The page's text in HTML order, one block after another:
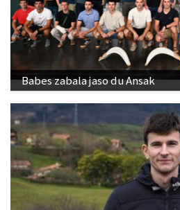
Babes zabala jaso du Ansak